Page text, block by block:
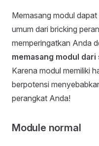
Memasang modul
umum dari bricking
memperingatkan Anda
memasang modul
Karena modul memiliki
berpotensi
perangkat Anda!
Module normal